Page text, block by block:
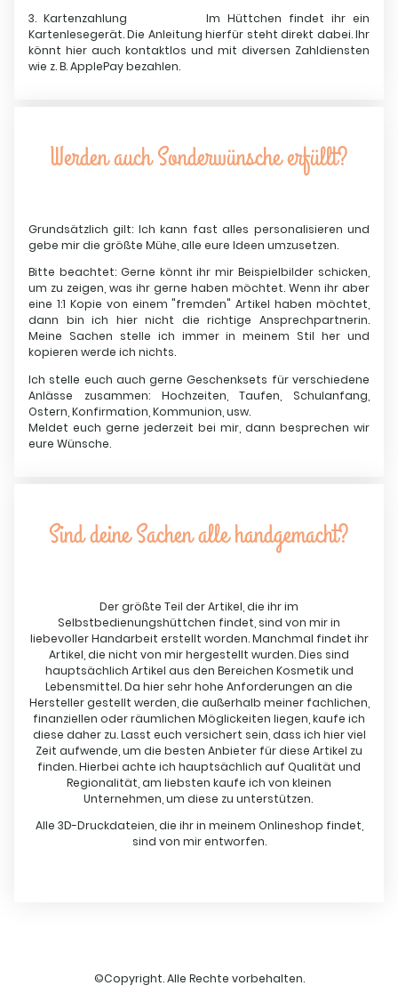
3. Kartenzahlung Im Hüttchen findet ihr ein
Kartenlesegerät. Die Anleitung hierfür steht direkt dabei. Ihr
könnt hier auch kontaktlos und mit diversen Zahldiensten
wie z. B. ApplePay bezahlen.
Werden auch Sonderwünsche erfüllt?
Grundsätzlich gilt: Ich kann fast alles personalisieren und
gebe mir die größte Mühe, alle eure Ideen umzusetzen.
Bitte beachtet: Gerne könnt ihr mir Beispielbilder schicken,
um zu zeigen, was ihr gerne haben möchtet. Wenn ihr aber
eine 1:1 Kopie von einem "fremden" Artikel haben möchtet,
dann bin ich hier nicht die richtige Ansprechpartnerin.
Meine Sachen stelle ich immer in meinem Stil her und
kopieren werde ich nichts.
Ich stelle euch auch gerne Geschenksets für verschiedene
Anlässe zusammen: Hochzeiten, Taufen, Schulanfang,
Ostern, Konfirmation, Kommunion, usw.
Meldet euch gerne jederzeit bei mir, dann besprechen wir
eure Wünsche.
Sind deine Sachen alle handgemacht?
Der größte Teil der Artikel, die ihr im
Selbstbedienungshüttchen findet, sind von mir in
liebevoller Handarbeit erstellt worden. Manchmal findet ihr
Artikel, die nicht von mir hergestellt wurden. Dies sind
hauptsächlich Artikel aus den Bereichen Kosmetik und
Lebensmittel. Da hier sehr hohe Anforderungen an die
Hersteller gestellt werden, die außerhalb meiner fachlichen,
finanziellen oder räumlichen Möglickeiten liegen, kaufe ich
diese daher zu. Lasst euch versichert sein, dass ich hier viel
Zeit aufwende, um die besten Anbieter für diese Artikel zu
finden. Hierbei achte ich hauptsächlich auf Qualität und
Regionalität, am liebsten kaufe ich von kleinen
Unternehmen, um diese zu unterstützen.
Alle 3D-Druckdateien, die ihr in meinem Onlineshop findet,
sind von mir entworfen.
©Copyright. Alle Rechte vorbehalten.